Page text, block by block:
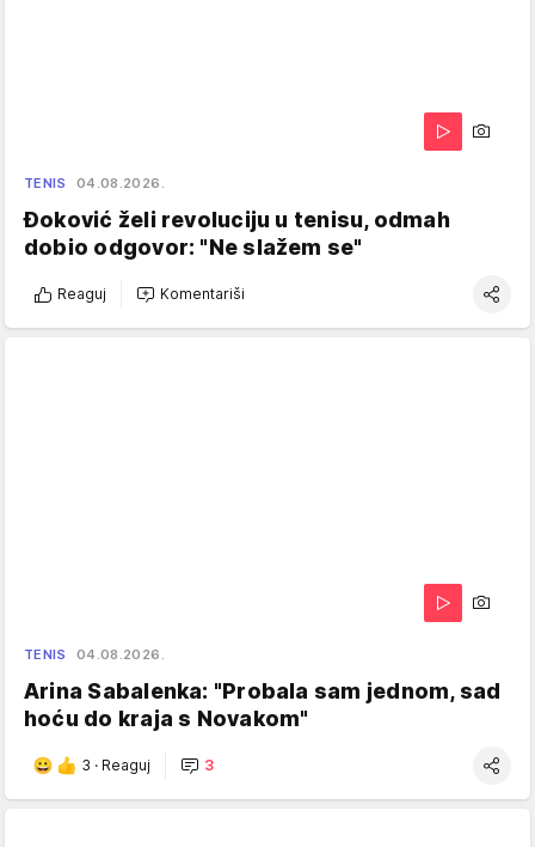
TENIS 04.08.2026.
Đoković želi revoluciju u tenisu, odmah
dobio odgovor: "Ne slažem se"
Reaguj Komentariši
TENIS 04.08.2026.
Arina Sabalenka: "Probala sam jednom, sad
hoću do kraja s Novakom"
3 · Reaguj 3